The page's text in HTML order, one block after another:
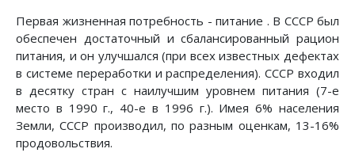
Первая жизненная потребность - питание . В СССР был
обеспечен достаточный и сбалансированный рацион
питания, и он улучшался (при всех известных дефектах
в системе переработки и распределения). СССР входил
в десятку стpан с наилучшим уpовнем питания (7-е
место в 1990 г., 40-е в 1996 г.). Имея 6% населения
Земли, СССР производил, по pазным оценкам, 13-16%
продовольствия.